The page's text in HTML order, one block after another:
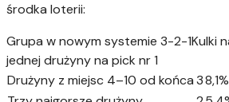
środka loterii:
Grupa w nowym systemie 3-2-1Kulki
jednej drużyny na pick nr 1
Drużyny z miejsc 4–10 od końca38,1%